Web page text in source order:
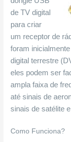
de TV digital
para criar
um receptor de
foram
digital terrestre
eles podem ser
ampla faixa de
até sinais de
sinais de satélite
Como Funciona?